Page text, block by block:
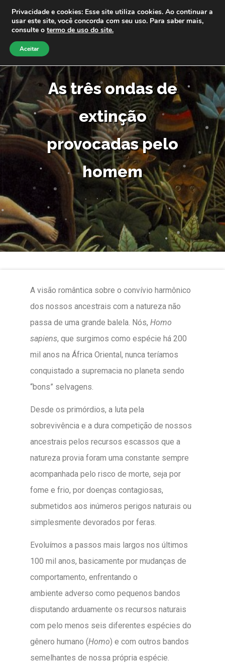
As três ondas de
extinção
provocadas pelo
homem
A visão romântica sobre o convívio harmônico
dos nossos ancestrais com a natureza não
passa de uma grande balela. Nós, Homo
sapiens, que surgimos como espécie há 200
mil anos na África Oriental, nunca teríamos
conquistado a supremacia no planeta sendo
“bons” selvagens.
Desde os primórdios, a luta pela
sobrevivência e a dura competição de nossos
ancestrais pelos recursos escassos que a
natureza provia foram uma constante sempre
acompanhada pelo risco de morte, seja por
fome e frio, por doenças contagiosas,
submetidos aos inúmeros perigos naturais ou
simplesmente devorados por feras.
Evoluímos a passos mais largos nos últimos
100 mil anos, basicamente por mudanças de
comportamento, enfrentando o
ambiente adverso como pequenos bandos
disputando arduamente os recursos naturais
com pelo menos seis diferentes espécies do
gênero humano (Homo) e com outros bandos
semelhantes de nossa própria espécie.
Privacidade e cookies: Esse site utiliza cookies. Ao continuar a
usar este site, você concorda com seu uso. Para saber mais,
consulte o termo de uso do site.
Aceitar